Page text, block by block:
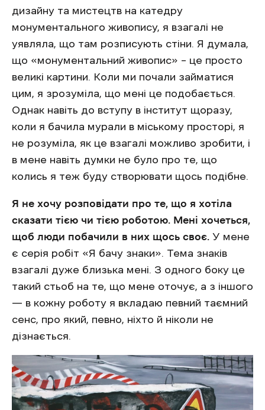
дизайну та мистецтв на катедру
монументального живопису, я взагалі не
уявляла, що там розписують стіни. Я думала,
що «монументальний живопис» – це просто
великі картини. Коли ми почали займатися
цим, я зрозуміла, що мені це подобається.
Однак навіть до вступу в інститут щоразу,
коли я бачила мурали в міському просторі, я
не розуміла, як це взагалі можливо зробити, і
в мене навіть думки не було про те, що
колись я теж буду створювати щось подібне.
Я не хочу розповідати про те, що я хотіла
сказати тією чи тією роботою. Мені хочеться,
щоб люди побачили в них щось своє. У мене
є серія робіт «Я бачу знаки». Тема знаків
взагалі дуже близька мені. З одного боку це
такий стьоб на те, що мене оточує, а з іншого
— в кожну роботу я вкладаю певний таємний
сенс, про який, певно, ніхто й ніколи не
дізнається.